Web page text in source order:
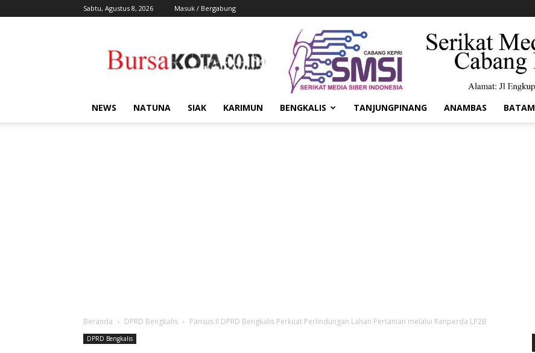
Sabtu, Agustus 8, 2026 Masuk / Bergabung
Kota
NEWS NATUNA SIAK KARIMUN BENGKALIS TANJUNGPINANG ANAMBAS BATAM
Beranda DPRD Bengkalis Pansus II DPRD Bengkalis Perkuat Perlindungan Lahan Pertanian melalui Ranperda LP2B
DPRD Bengkalis